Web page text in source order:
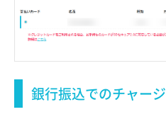
銀行振込でのチャージ